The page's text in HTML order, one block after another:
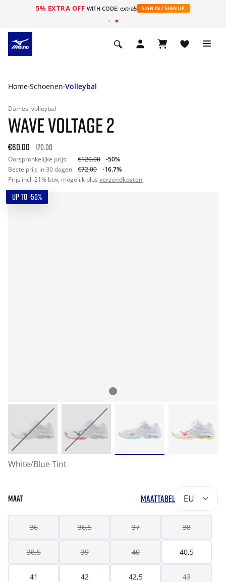
5% EXTRA OFF WITH CODE: extra5 SIGN IN / SIGN UP
Home Schoenen Volleybal
Dames volleybal
WAVE VOLTAGE 2
€60.00 120.00
Oorspronkelijke prijs: €120.00
-50%
Beste prijs in 30 dagen: €72.00
-16.7%
Prijs incl. 21% btw, mogelijk plus verzendkosten
UP TO -50%
White/Blue Tint
MAAT MAATTABEL EU
36 36,5 37 38
38,5 39 40 40,5
41 42 42,5 43